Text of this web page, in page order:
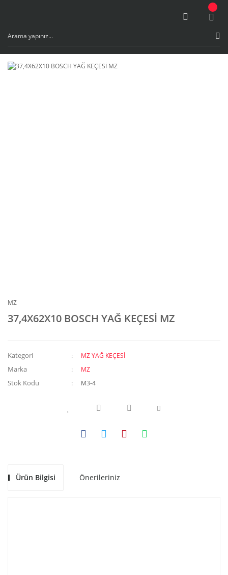
MZ
37,4X62X10 BOSCH YAĞ KEÇESİ MZ
Kategori MZ YAĞ KEÇESİ
Marka MZ
Stok Kodu M3-4
Ürün Bilgisi Önerileriniz